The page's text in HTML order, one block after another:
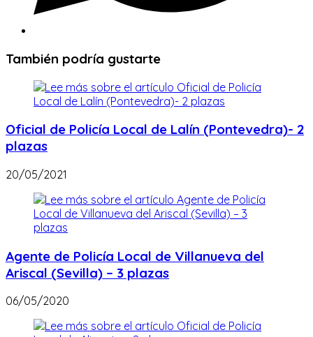
También podría gustarte
Oficial de Policía Local de Lalín (Pontevedra)- 2
plazas
20/05/2021
Agente de Policía Local de Villanueva del
Ariscal (Sevilla) – 3 plazas
06/05/2020